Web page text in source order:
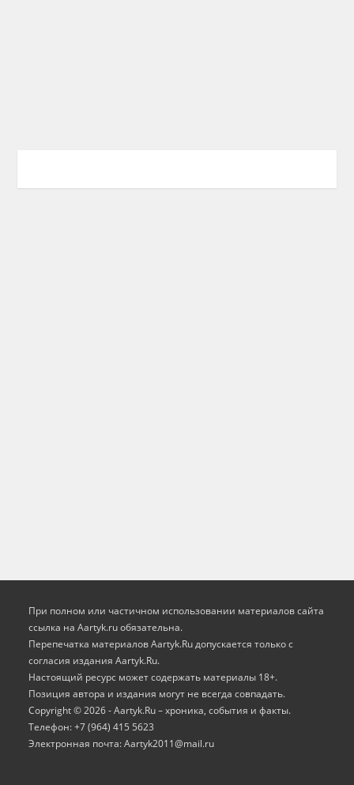
При полном или частичном использовании материалов сайта
ссылка на Aartyk.ru oбязательна.
Перепечатка материалов Aartyk.Ru допускается только с
согласия издания Aartyk.Ru.
Настоящий ресурс может содержать материалы 18+.
Позиция автора и издания могут не всегда совпадать.
Copyright © 2026 - Aartyk.Ru – хроника, события и факты.
Телефон: +7 (964) 415 5623
Электронная почта: Aartyk2011@mail.ru